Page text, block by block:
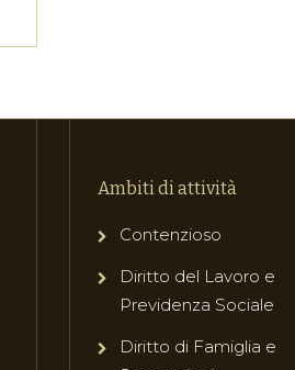
Ambiti di attività
Contenzioso
Diritto del Lavoro e
Previdenza Sociale
Diritto di Famiglia e